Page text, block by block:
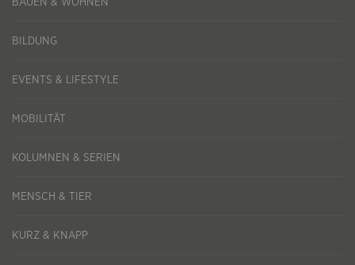
BAUEN & WOHNEN
BILDUNG
EVENTS & LIFESTYLE
MOBILITÄT
KOLUMNEN & SERIEN
MENSCH & TIER
KURZ & KNAPP